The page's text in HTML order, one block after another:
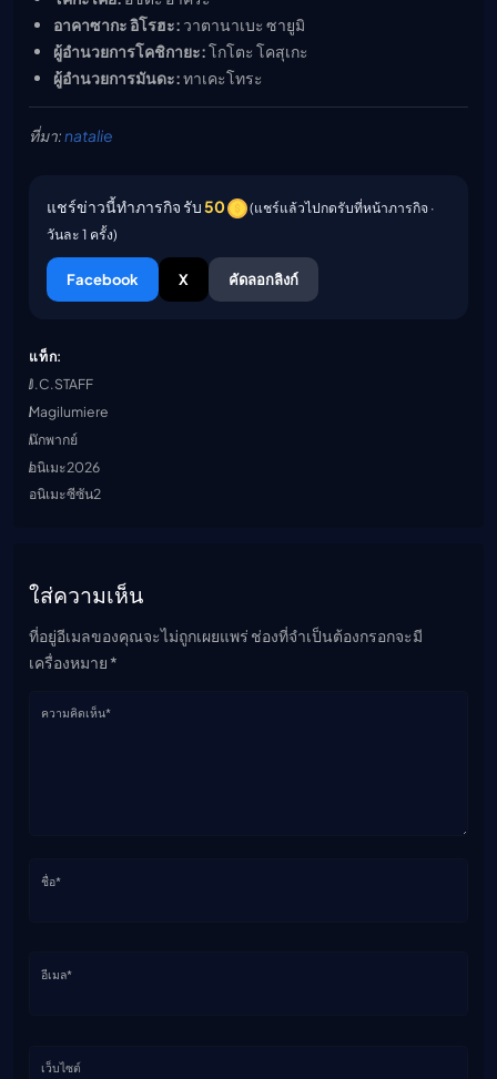
อาคาซากะ อิโรฮะ: วาตานาเบะ ซายูมิ
ผู้อำนวยการโคชิกายะ:โกโตะ โคสุเกะ
ผู้อำนวยการมันดะ:ทาเคะโทระ
ที่มา:natalie
แชร์ข่าวนี้ทำภารกิจ รับ50
(แชร์แล้วไปกดรับที่หน้าภารกิจ ·
วันละ 1 ครั้ง)
Facebook X คัดลอกลิงก์
แท็ก:
J.C.STAFF
Magilumiere
นักพากย์
อนิเมะ2026
อนิเมะซีซัน2
ใส่ความเห็น
ที่อยู่อีเมลของคุณจะไม่ถูกเผยแพร่ ช่องที่จำเป็นต้องกรอกจะมี
เครื่องหมาย *
ความคิดเห็น*
ชื่อ*
อีเมล*
เว็บไซต์